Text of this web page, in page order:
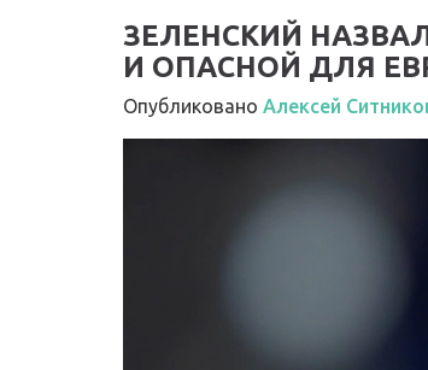
ЗЕЛЕНСКИЙ
И ОПАСНОЙ ДЛЯ
Опубликовано Алексей